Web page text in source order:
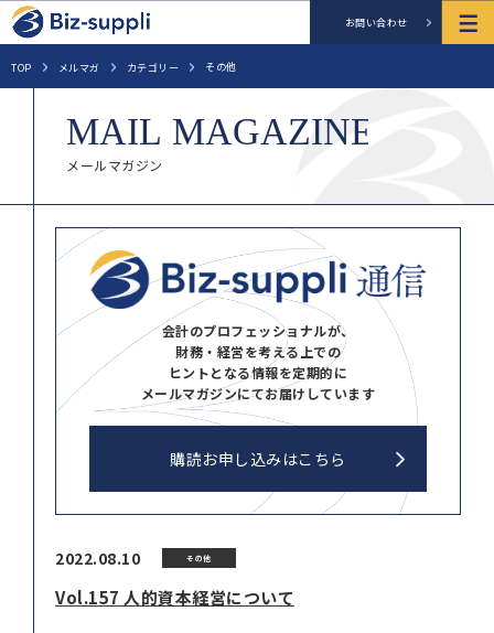
お問い合わせ
TOP メルマガ カテゴリー その他
メールマガジン
会計のプロフェッショナルが、
財務・経営を考える上での
ヒントとなる情報を定期的に
メールマガジンにてお届けしています
購読お申し込みはこちら
2022.08.10 その他
Vol.157 人的資本経営について